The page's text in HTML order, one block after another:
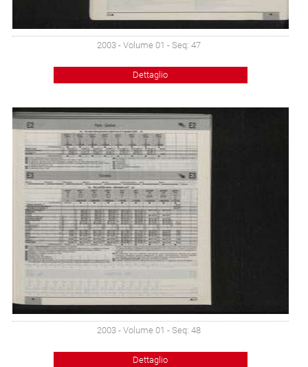
2003 - Volume 01 - Seq: 47
Dettaglio
2003 - Volume 01 - Seq: 48
Dettaglio